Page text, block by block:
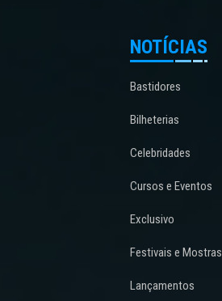
NOTÍCIAS
Bastidores
Bilheterias
Celebridades
Cursos e Eventos
Exclusivo
Festivais e Mostras
Lançamentos